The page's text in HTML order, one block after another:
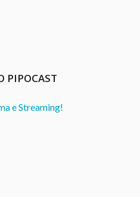
PIPOCAST